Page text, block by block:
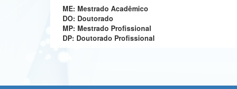
ME: Mestrado Acadêmico
DO: Doutorado
MP: Mestrado Profissional
DP: Doutorado Profissional